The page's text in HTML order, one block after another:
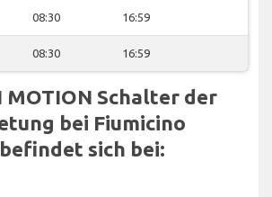
08:30 16:59
08:30 16:59
MOTION Schalter der
bei Fiumicino
sich bei: